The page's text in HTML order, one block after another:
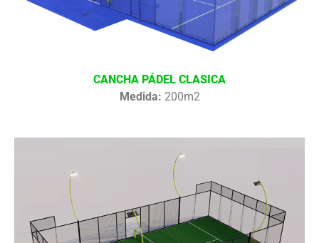
CANCHA PÁDEL CLASICA
Medida: 200m2